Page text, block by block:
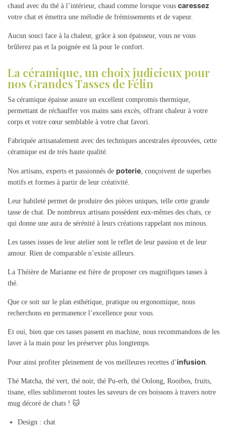
chaud avec du thé à l’intérieur, chaud comme lorsque vous caressez
votre chat et émettra une mélodie de frémissements et de vapeur.
Aucun souci face à la chaleur, grâce à son épaisseur, vous ne vous
brûlerez pas et la poignée est là pour le confort.
La céramique, un choix judicieux pour
nos Grandes Tasses de Félin
Sa céramique épaisse assure un excellent compromis thermique,
permettant de réchauffer vos mains sans excès, offrant chaleur à votre
corps et votre cœur semblable à votre chat favori.
Fabriquée artisanalement avec des techniques ancestrales éprouvées, cette
céramique est de très haute qualité.
Nos artisans, experts et passionnés de poterie, conçoivent de superbes
motifs et formes à partir de leur créativité.
Leur habileté permet de produire des pièces uniques, telle cette grande
tasse de chat. De nombreux artisans possèdent eux-mêmes des chats, ce
qui donne une aura de sérénité à leurs créations rappelant nos minous.
Les tasses issues de leur atelier sont le reflet de leur passion et de leur
amour. Rien de comparable n’existe ailleurs.
La Théière de Marianne est fière de proposer ces magnifiques tasses à
thé.
Que ce soit sur le plan esthétique, pratique ou ergonomique, nous
recherchons en permanence l’excellence pour vous.
Et oui, bien que ces tasses passent en machine, nous recommandons de les
laver à la main pour les préserver plus longtemps.
Pour ainsi profiter pleinement de vos meilleures recettes d’infusion.
Thé Matcha, thé vert, thé noir, thé Pu-erh, thé Oolong, Rooibos, fruits,
tisane, elles sublimeront toutes les saveurs de ces boissons à travers notre
mug décoré de chats ! 🐱
Design : chat